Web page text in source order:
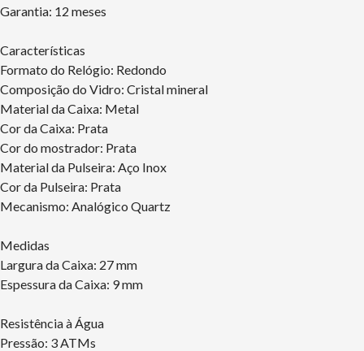
Garantia: 12 meses
Características
Formato do Relógio: Redondo
Composição do Vidro: Cristal mineral
Material da Caixa: Metal
Cor da Caixa: Prata
Cor do mostrador: Prata
Material da Pulseira: Aço Inox
Cor da Pulseira: Prata
Mecanismo: Analógico Quartz
Medidas
Largura da Caixa: 27 mm
Espessura da Caixa: 9 mm
Resistência à Água
Pressão: 3 ATMs